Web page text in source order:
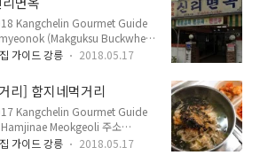
원 볶음밥 6,000원 짬뽕밥
두 4,000원 탕수육 소 12,000원
25,000원 어린이 짜장면 2,500
집은 사실 거기서 거기라... 웬만
Kangchelin Gourmet Guide
(Makguksu Buckwheat
도 강릉시 주문진읍 신리천로 80
전화 Telephone : 033-662-
: 11:00 ~ 20:00 메뉴 및 가
냉면 7,000원 회비빔막국수
국수 6,000원 사리 3,000원 수
원 찐만두 10개 6,000원 만..
가이드 강릉 2018.05.17
리] 함지네먹거리
Kangchelin Gourmet Guide
Meokgeoli 주소
로14번길 7 (금학동 8-2) 전화
가이드 강릉 2018.05.17